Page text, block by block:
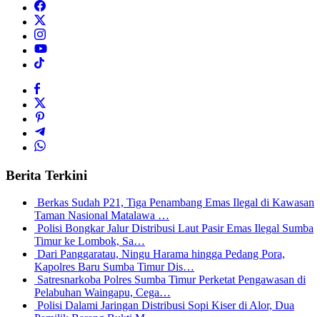
Berita Terkini
Berkas Sudah P21, Tiga Penambang Emas Ilegal di Kawasan
Taman Nasional Matalawa …
Polisi Bongkar Jalur Distribusi Laut Pasir Emas Ilegal Sumba
Timur ke Lombok, Sa…
Dari Panggaratau, Ningu Harama hingga Pedang Pora,
Kapolres Baru Sumba Timur Dis…
Satresnarkoba Polres Sumba Timur Perketat Pengawasan di
Pelabuhan Waingapu, Cega…
Polisi Dalami Jaringan Distribusi Sopi Kiser di Alor, Dua